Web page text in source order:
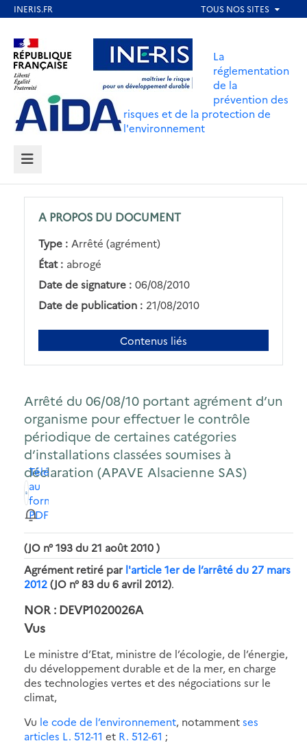
contenu
principal
Aller au contenu Aller au menu
Aller au pied de page
La
réglementation
de la
prévention des
risques et de la protection de
l'environnement
MENU
A PROPOS DU DOCUMENT
Type : Arrêté (agrément)
État : abrogé
Date de signature : 06/08/2010
Date de publication : 21/08/2010
Contenus liés
Arrêté du 06/08/10 portant agrément d’un
organisme pour effectuer le contrôle
périodique de certaines catégories
d’installations classées soumises à
déclaration (APAVE Alsacienne SAS)
Télécharger
au
format
PDF
(JO n° 193 du 21 août 2010 )
Agrément retiré par l'article 1er de l’arrêté du 27 mars
2012(JO n° 83 du 6 avril 2012).
NOR : DEVP1020026A
Vus
Le ministre d’Etat, ministre de l’écologie, de l’énergie,
du développement durable et de la mer, en charge
des technologies vertes et des négociations sur le
climat,
Vu le code de l’environnement, notammentses
articles L. 512-11 et R. 512-61 ;